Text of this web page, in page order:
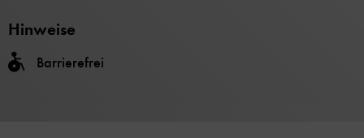
Hinweise
Barrierefrei